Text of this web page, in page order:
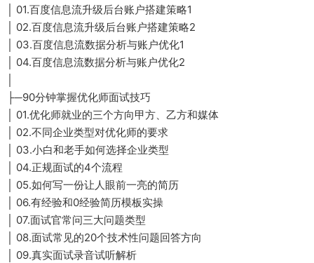
│ 01.百度信息流升级后台账户搭建策略1
│ 02.百度信息流升级后台账户搭建策略2
│ 03.百度信息流数据分析与账户优化1
│ 04.百度信息流数据分析与账户优化2
├─90分钟掌握优化师面试技巧
│ 01.优化师就业的三个方向甲方、乙方和媒体
│ 02.不同企业类型对优化师的要求
│ 03.小白和老手如何选择企业类型
│ 04.正规面试的4个流程
│ 05.如何写一份让人眼前一亮的简历
│ 06.有经验和0经验简历模板实操
│ 07.面试官常问三大问题类型
│ 08.面试常见的20个技术性问题回答方向
│ 09.真实面试录音试听解析